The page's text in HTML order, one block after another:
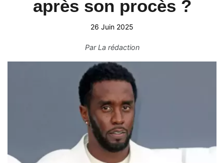
après son procès ?
26 Juin 2025
ParLa rédaction